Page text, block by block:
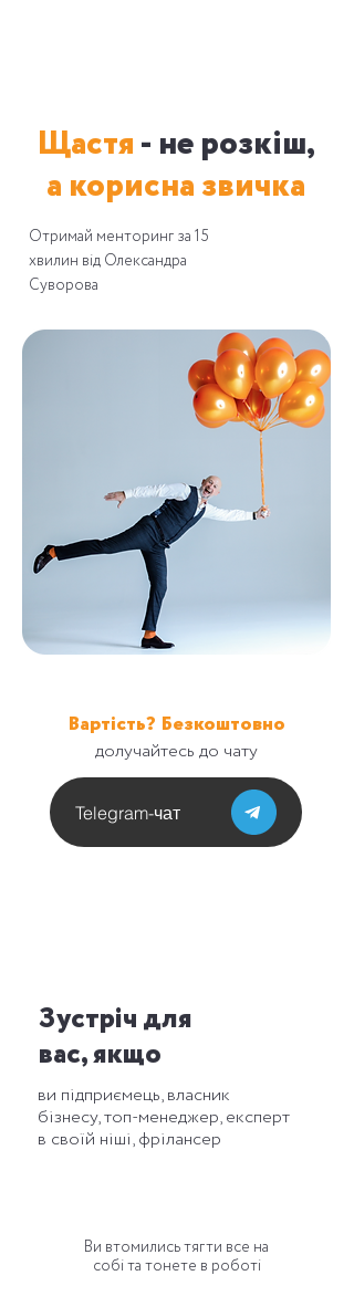
Щастя- не розкіш,
а корисна звичка
Отримай менторинг за 15
хвилин від Олександра
Суворова
Вартість? Безкоштовно
долучайтесь до чату
Telegram-чат
Зустріч для
вас, якщо
ви підприємець, власник
бізнесу, топ-менеджер, експерт
в своїй ніші, фрілансер
Ви втомились тягти все на
собі та тонете в роботі